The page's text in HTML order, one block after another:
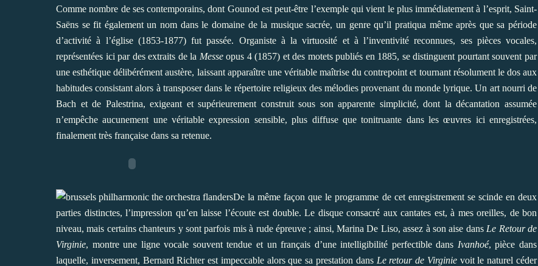
Comme nombre de ses contemporains, dont Gounod est peut-être l’exemple qui vient le plus immédiatement à l’esprit, Saint-
Saëns se fit également un nom dans le domaine de la musique sacrée, un genre qu’il pratiqua même après que sa période
d’activité à l’église (1853-1877) fut passée. Organiste à la virtuosité et à l’inventivité reconnues, ses pièces vocales,
représentées ici par des extraits de la Messeopus 4 (1857) et des motets publiés en 1885, se distinguent pourtant souvent par
une esthétique délibérément austère, laissant apparaître une véritable maîtrise du contrepoint et tournant résolument le dos aux
habitudes consistant alors à transposer dans le répertoire religieux des mélodies provenant du monde lyrique. Un art nourri de
Bach et de Palestrina, exigeant et supérieurement construit sous son apparente simplicité, dont la décantation assumée
n’empêche aucunement une véritable expression sensible, plus diffuse que tonitruante dans les œuvres ici enregistrées,
finalement très française dans sa retenue.
De la même façon que le programme de cet enregistrement se scinde en deux
parties distinctes, l’impression qu’en laisse l’écoute est double. Le disque consacré aux cantates est, à mes oreilles, de bon
niveau, mais certains chanteurs y sont parfois mis à rude épreuve ; ainsi, Marina De Liso, assez à son aise dans Le Retour de
Virginie, montre une ligne vocale souvent tendue et un français d’une intelligibilité perfectible dans Ivanhoé, pièce dans
laquelle, inversement, Bernard Richter est impeccable alors que sa prestation dans Le retour de Virginievoit le naturel céder